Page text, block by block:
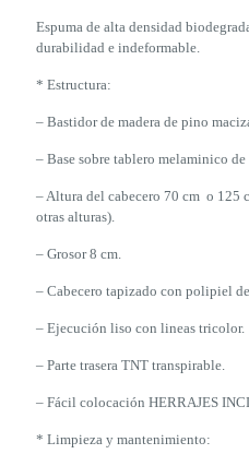
Espuma de alta densidad
durabilidad e indeformable.
* Estructura:
– Bastidor de madera de pino
– Base sobre tablero melaminico de
– Altura del cabecero 70 cm o 125
otras alturas).
– Grosor 8 cm.
– Cabecero tapizado con polipiel
– Ejecución liso con lineas tricolor.
– Parte trasera TNT transpirable.
– Fácil colocación HERRAJES
* Limpieza y mantenimiento: